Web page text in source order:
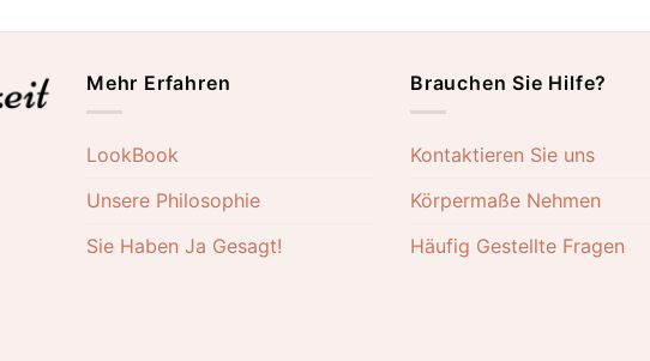
Mehr Erfahren
LookBook
Unsere Philosophie
Sie Haben Ja Gesagt!
Brauchen Sie Hilfe?
Kontaktieren Sie uns
Körpermaße Nehmen
Häufig Gestellte Fragen